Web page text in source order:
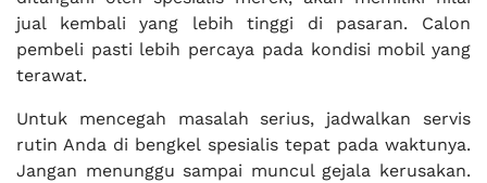
jual kembali yang lebih tinggi di pasaran. Calon
pembeli pasti lebih percaya pada kondisi mobil yang
terawat.
Untuk mencegah masalah serius, jadwalkan servis
rutin Anda di bengkel spesialis tepat pada waktunya.
Jangan menunggu sampai muncul gejala kerusakan.